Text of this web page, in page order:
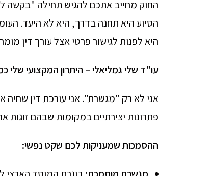
החוק מחייב אתכם להגיש תחילה "בקשה
הסיוע היא תחנה בדרך, היא לא היעד.
היא לפנות לגישור פרטי אצל עורך דין
עו"ד שלי גמליאלי – היתרון המקצועי שלי
אני לא רק "מגשרת". אני עורכת דין
פתרונות יצירתיים במקומות שבהם זוגות
ההסמכות שמעניקות לכם שקט נפשי: